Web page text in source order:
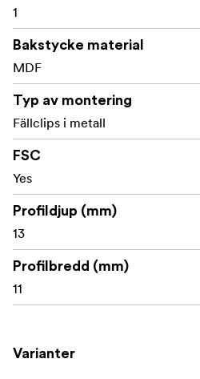
1
Bakstycke material
MDF
Typ av montering
Fällclips i metall
FSC
Yes
Profildjup (mm)
13
Profilbredd (mm)
11
Varianter